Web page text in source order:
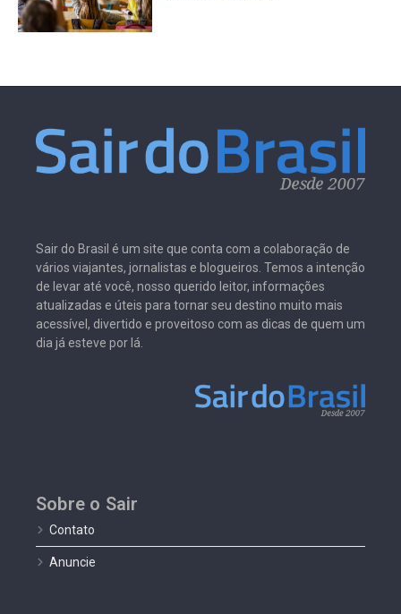
Sair do Brasil é um site que conta com a colaboração de
vários viajantes, jornalistas e blogueiros. Temos a intenção
de levar até você, nosso querido leitor, informações
atualizadas e úteis para tornar seu destino muito mais
acessível, divertido e proveitoso com as dicas de quem um
dia já esteve por lá.
Sobre o Sair
Contato
Anuncie